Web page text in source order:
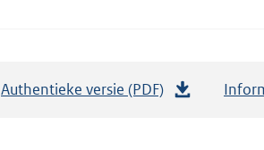
Authentieke versie (PDF)